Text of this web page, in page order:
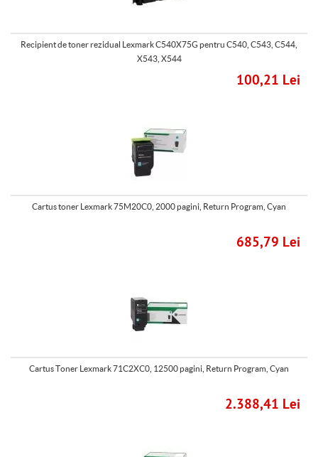
Recipient de toner rezidual Lexmark C540X75G pentru C540, C543, C544,
X543, X544
100,21 Lei
Cartus toner Lexmark 75M20C0, 2000 pagini, Return Program, Cyan
685,79 Lei
Cartus Toner Lexmark 71C2XC0, 12500 pagini, Return Program, Cyan
2.388,41 Lei